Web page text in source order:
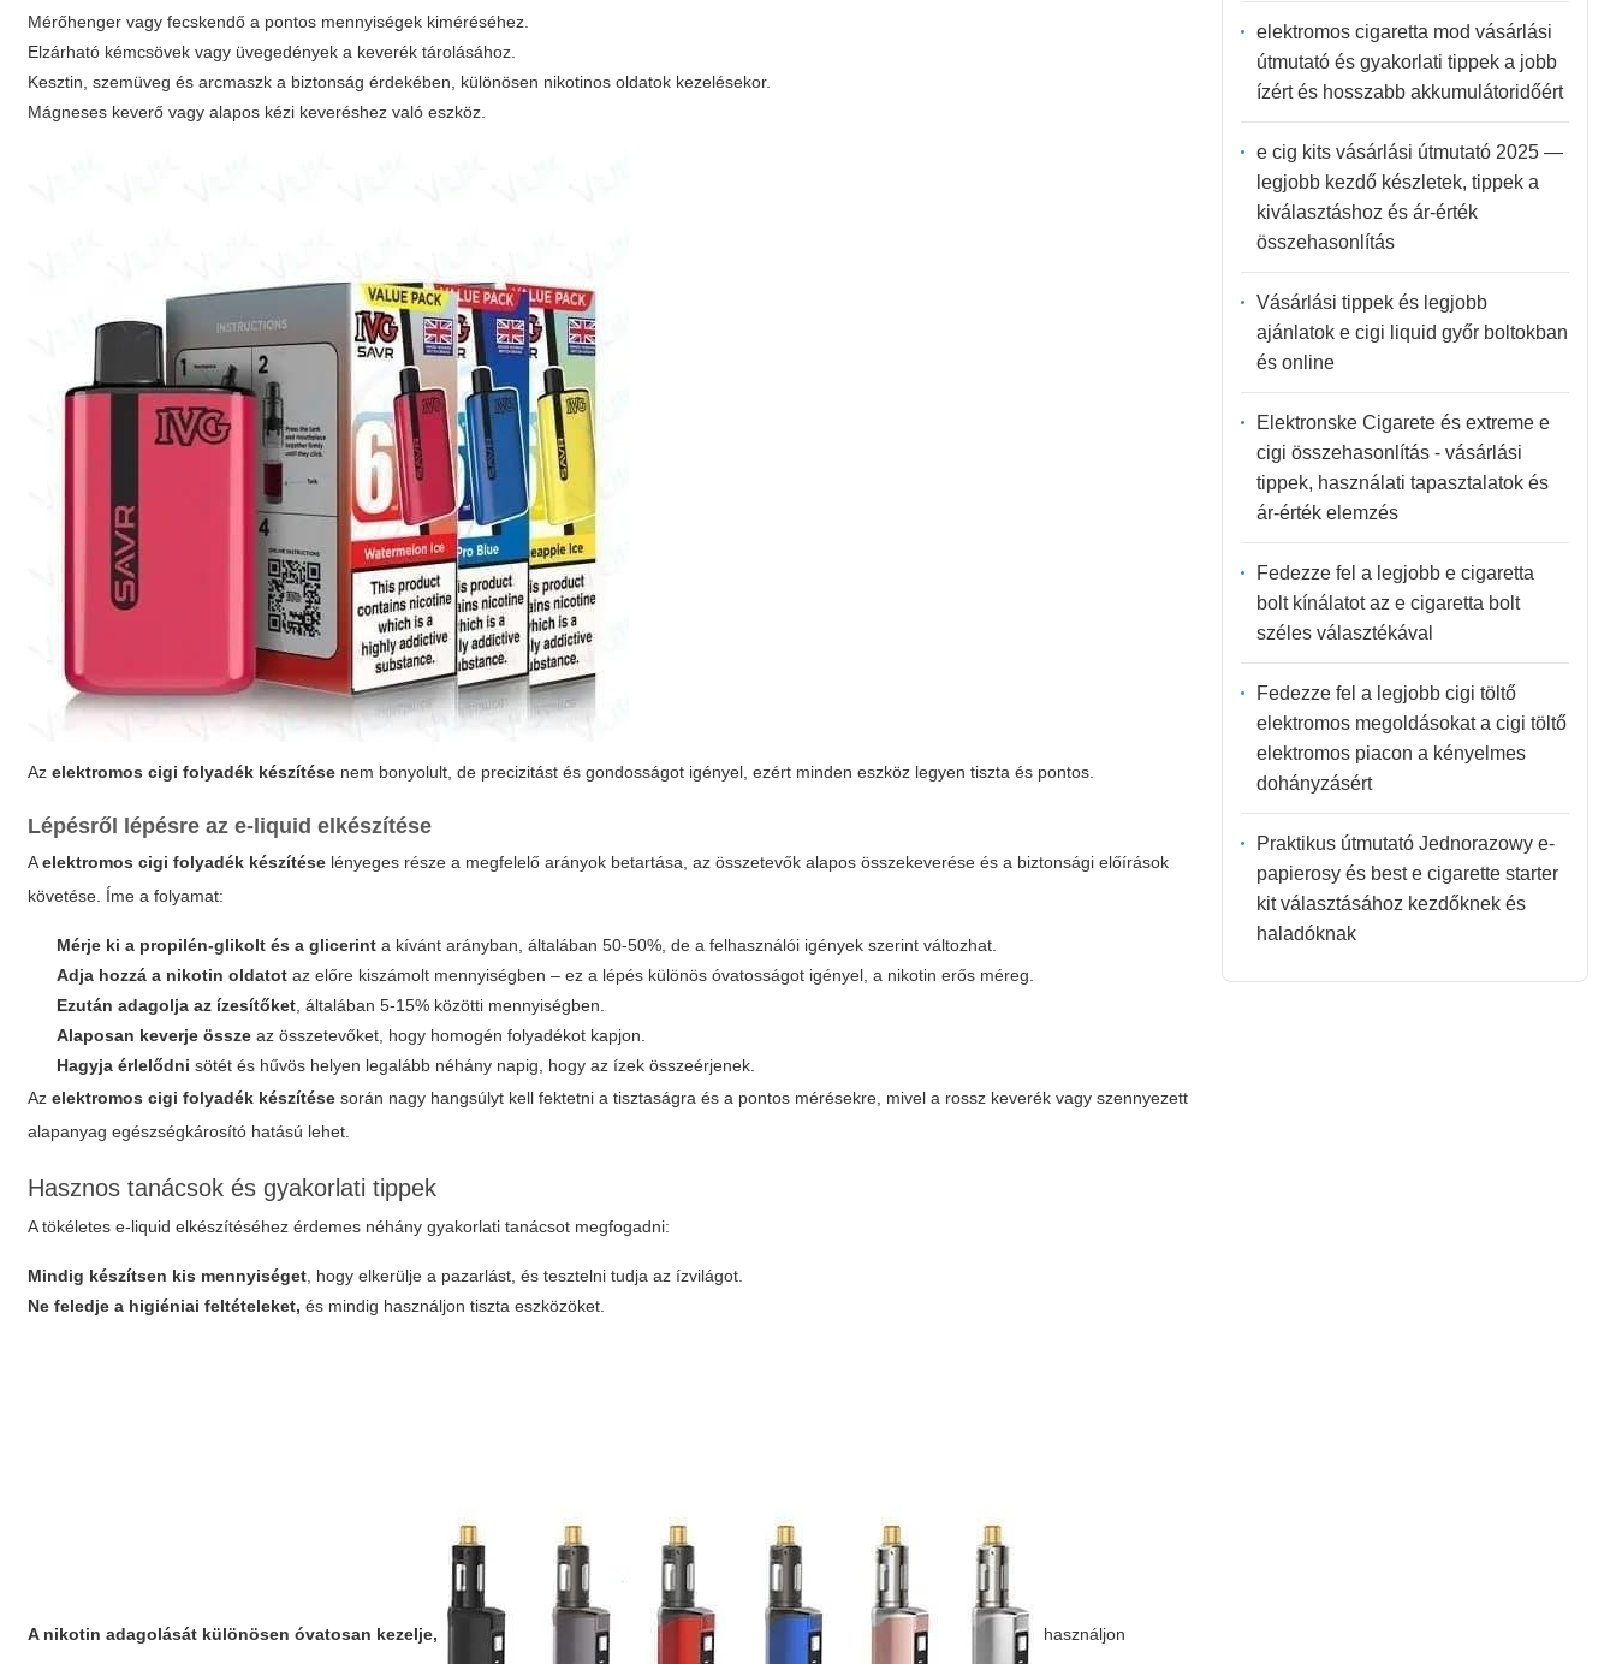
Mérőhenger vagy fecskendő a pontos mennyiségek kiméréséhez.
Elzárható kémcsövek vagy üvegedények a keverék tárolásához.
Kesztin, szemüveg és arcmaszk a biztonság érdekében, különösen nikotinos oldatok kezelésekor.
Mágneses keverő vagy alapos kézi keveréshez való eszköz.
Azelektromos cigi folyadék készítése nem bonyolult, de precizitást és gondosságot igényel, ezért minden eszköz legyen tiszta és pontos.
Lépésről lépésre az e-liquid elkészítése
Aelektromos cigi folyadék készítése lényeges része a megfelelő arányok betartása, az összetevők alapos összekeverése és a biztonsági előírások
követése. Íme a folyamat:
Mérje ki a propilén-glikolt és a glicerint a kívánt arányban, általában 50-50%, de a felhasználói igények szerint változhat.
Adja hozzá a nikotin oldatot az előre kiszámolt mennyiségben – ez a lépés különös óvatosságot igényel, a nikotin erős méreg.
Ezután adagolja az ízesítőket , általában 5-15% közötti mennyiségben.
Alaposan keverje össze az összetevőket, hogy homogén folyadékot kapjon.
Hagyja érlelődni sötét és hűvös helyen legalább néhány napig, hogy az ízek összeérjenek.
Azelektromos cigi folyadék készítése során nagy hangsúlyt kell fektetni a tisztaságra és a pontos mérésekre, mivel a rossz keverék vagy szennyezett
alapanyag egészségkárosító hatású lehet.
Hasznos tanácsok és gyakorlati tippek
A tökéletes e-liquid elkészítéséhez érdemes néhány gyakorlati tanácsot megfogadni:
Mindig készítsen kis mennyiséget , hogy elkerülje a pazarlást, és tesztelni tudja az ízvilágot.
Ne feledje a higiéniai feltételeket, és mindig használjon tiszta eszközöket.
A nikotin adagolását különösen óvatosan kezelje, használjon
elektromos cigaretta mod vásárlási
útmutató és gyakorlati tippek a jobb
ízért és hosszabb akkumulátoridőért
e cig kits vásárlási útmutató 2025 —
legjobb kezdő készletek, tippek a
kiválasztáshoz és ár-érték
összehasonlítás
Vásárlási tippek és legjobb
ajánlatok e cigi liquid győr boltokban
és online
Elektronske Cigarete és extreme e
cigi összehasonlítás - vásárlási
tippek, használati tapasztalatok és
ár-érték elemzés
Fedezze fel a legjobb e cigaretta
bolt kínálatot az e cigaretta bolt
széles választékával
Fedezze fel a legjobb cigi töltő
elektromos megoldásokat a cigi töltő
elektromos piacon a kényelmes
dohányzásért
Praktikus útmutató Jednorazowy e-
papierosy és best e cigarette starter
kit választásához kezdőknek és
haladóknak